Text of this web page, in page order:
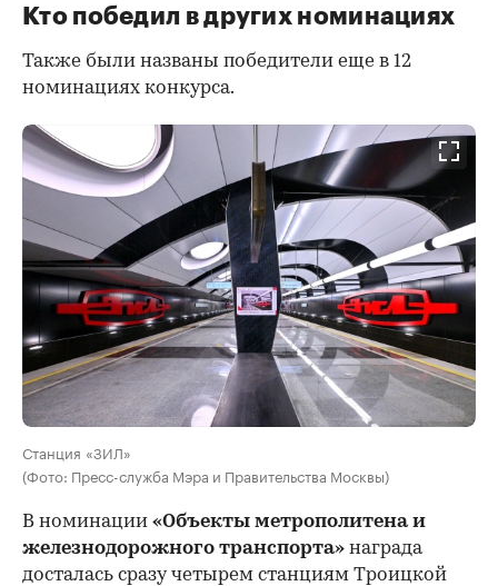
Кто победил в других номинациях
Также были названы победители еще в 12
номинациях конкурса.
Станция «ЗИЛ»
(Фото: Пресс-служба Мэра и Правительства Москвы)
В номинации «Объекты метрополитена и
железнодорожного транспорта» награда
досталась сразу четырем станциям Троицкой